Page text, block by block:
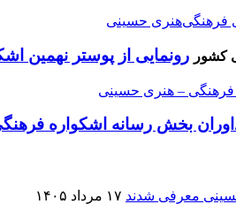
کشور رونمایی از پوستر نهمین
بخش رسانه اشکواره
۱۷ مرداد ۱۴۰۵